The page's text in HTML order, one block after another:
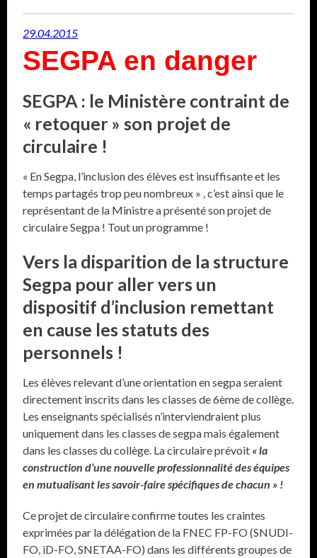
29.04.2015
SEGPA en danger
SEGPA : le Ministère contraint de
« retoquer » son projet de
circulaire !
« En Segpa, l’inclusion des élèves est insuffisante et les
temps partagés trop peu nombreux » , c’est ainsi que le
représentant de la Ministre a présenté son projet de
circulaire Segpa ! Tout un programme !
Vers la disparition de la structure
Segpa pour aller vers un
dispositif d’inclusion remettant
en cause les statuts des
personnels !
Les élèves relevant d’une orientation en segpa seraient
directement inscrits dans les classes de 6ème de collège.
Les enseignants spécialisés n’interviendraient plus
uniquement dans les classes de segpa mais également
dans les classes du collège. La circulaire prévoit « la
construction d’une nouvelle professionnalité des équipes
en mutualisant les savoir-faire spécifiques de chacun » !
Ce projet de circulaire confirme toutes les craintes
exprimées par la délégation de la FNEC FP-FO (SNUDI-
FO, iD-FO, SNETAA-FO) dans les différents groupes de